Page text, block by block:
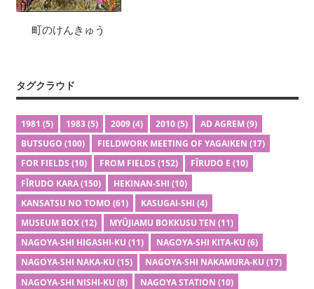
町のけんきゅう
タグクラウド
1981 (5) 1983(5) 2009(4) 2010(5) AD AGREM(9)
BUTSUGO (100) FIELDWORK MEETING OF YAGAIKEN (17)
FOR FIELDS (10) FROM FIELDS (152) FĪRUDO E (10)
FĪRUDO KARA(150) HEKINAN-SHI (10)
KANSATSU NO TOMO (61) KASUGAI-SHI (4)
MUSEUM BOX(12) MYŪJIAMU BOKKUSU TEN (11)
NAGOYA-SHI HIGASHI-KU (11) NAGOYA-SHI KITA-KU (6)
NAGOYA-SHI NAKA-KU (15) NAGOYA-SHI NAKAMURA-KU (17)
NAGOYA-SHI NISHI-KU (8) NAGOYA STATION (10)